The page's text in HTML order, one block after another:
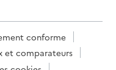
conforme
et comparateurs